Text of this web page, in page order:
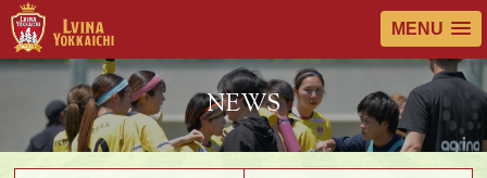
MENU
NEWS